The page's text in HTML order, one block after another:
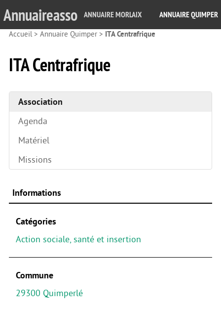
Annuaireasso ANNUAIRE MORLAIX ANNUAIRE QUIMPER
Accueil> Annuaire Quimper > ITA Centrafrique
ITA Centrafrique
Association
Agenda
Matériel
Missions
Informations
Catégories
Action sociale, santé et insertion
Commune
29300 Quimperlé